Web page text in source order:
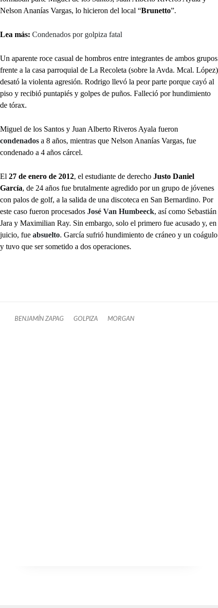
Nelson Ananías Vargas, lo hicieron del local “Brunetto”.
Lea más: Condenados por golpiza fatal
Un aparente roce casual de hombros entre integrantes de ambos grupos
frente a la casa parroquial de La Recoleta (sobre la Avda. Mcal. López)
desató la violenta agresión. Rodrigo llevó la peor parte porque cayó al
piso y recibió puntapiés y golpes de puños. Falleció por hundimiento
de tórax.
Miguel de los Santos y Juan Alberto Riveros Ayala fueron
condenados a 8 años, mientras que Nelson Ananías Vargas, fue
condenado a 4 años cárcel.
El 27 de enero de 2012, el estudiante de derecho Justo Daniel
García, de 24 años fue brutalmente agredido por un grupo de jóvenes
con palos de golf, a la salida de una discoteca en San Bernardino. Por
este caso fueron procesados José Van Humbeeck, así como Sebastián
Jara y Maximilian Ray. Sin embargo, solo el primero fue acusado y, en
juicio, fue absuelto. García sufrió hundimiento de cráneo y un coágulo
y tuvo que ser sometido a dos operaciones.
BENJAMÍN ZAPAG GOLPIZA MORGAN